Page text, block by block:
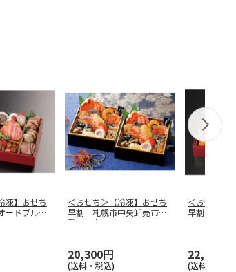
凍】おせち
ドブルお
＜おせち＞【冷凍】おせち
早割 札幌市中央卸売市場
発 北の初
20,300円
(送料・税込)
＜おせち＞
早割 蟹甲
22,180円
(送料・税込)